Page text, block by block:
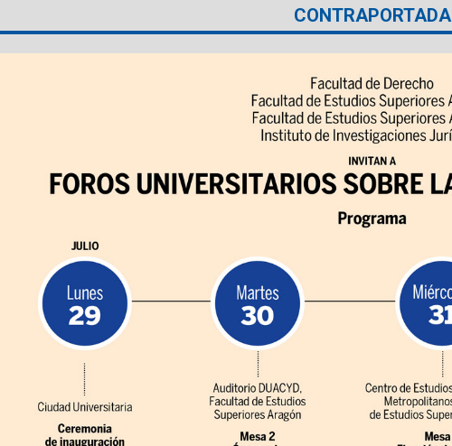
CONTRAPORTADA